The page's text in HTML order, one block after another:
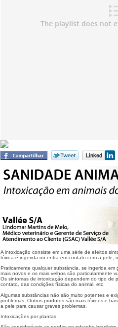
A intoxicação consiste em uma série de efeitos
tóxica é ingerida ou entra em contato com a pele,
Praticamente qualquer substância, se ingerida
mais novos e os mais velhos são particularmente
Os sintomas de intoxicação dependem do tipo de
contato, das condições físicas do animal, etc.
Algumas substâncias não são muito potentes e
problemas. Outros produtos são mais tóxicos e
a pele para causar graves problemas.
Intoxicações por plantas